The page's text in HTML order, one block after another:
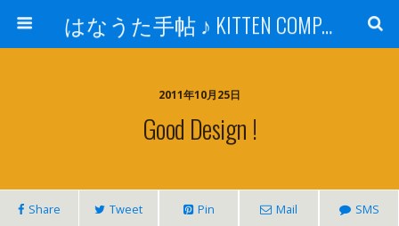
はなうた手帖 ♪ KITTEN COMPANY
2011年10月25日
Good Design !
Share Tweet Pin Mail SMS